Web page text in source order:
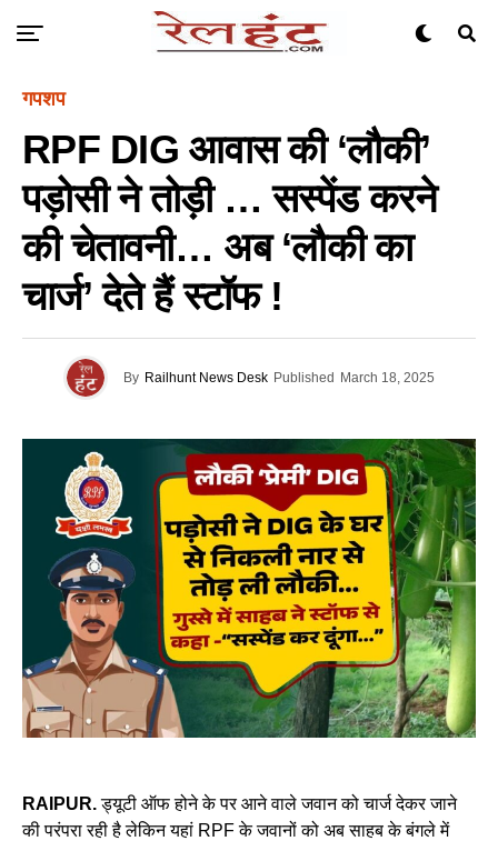
गपशप
RPF DIG आवास की ‘लौकी’
पड़ोसी ने तोड़ी … सस्पेंड करने
की चेतावनी… अब ‘लौकी का
चार्ज’ देते हैं स्टॉफ !
By Railhunt News Desk Published March 18, 2025
RAIPUR.ड्यूटी ऑफ होने के पर आने वाले जवान को चार्ज देकर जाने
की परंपरा रही है लेकिन यहां RPF के जवानों को अब साहब के बंगले में